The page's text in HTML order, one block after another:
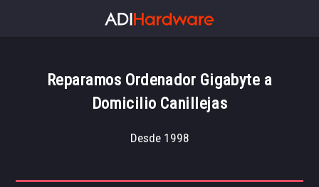
Reparamos Ordenador Gigabyte a
Domicilio Canillejas
Desde 1998